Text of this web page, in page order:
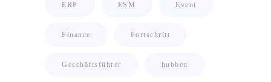
ERP ESM Event
Finance Fortschritt
Geschäftsführer hubben